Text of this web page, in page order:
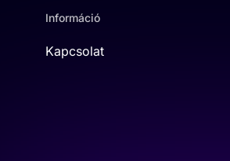
Információ
Kapcsolat